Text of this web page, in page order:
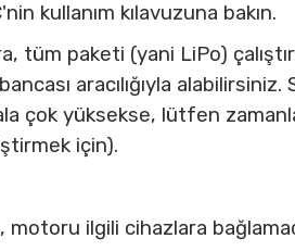
kullanım kılavuzuna bakın.
tüm paketi (yani LiPo)
aracılığıyla
çok yüksekse, lütfen
için).
motoru ilgili cihazlara